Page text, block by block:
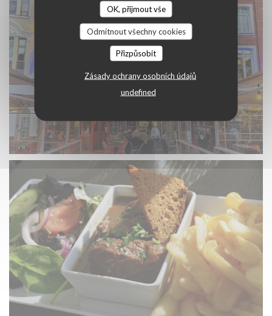
OK, přijmout vše
Odmítnout všechny cookies
Přizpůsobit
Zásady ochrany osobních údajů
undefined